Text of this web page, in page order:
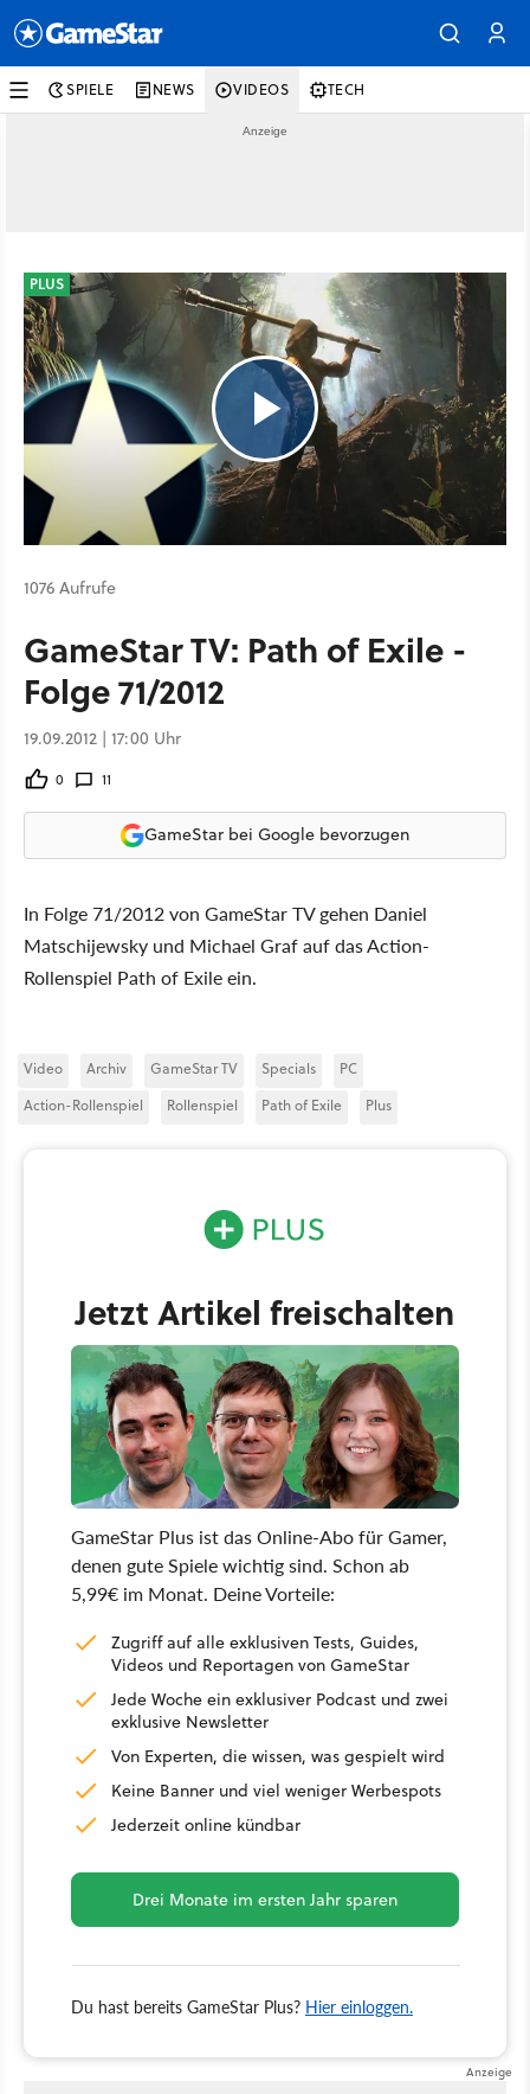
SPIELE NEWS VIDEOS TECH
PLUS
1076 Aufrufe
GameStar TV: Path of Exile -
Folge 71/2012
19.09.2012 | 17:00 Uhr
0 11
GameStar bei Google bevorzugen
In Folge 71/2012 von GameStar TV gehen Daniel
Matschijewsky und Michael Graf auf das Action-
Rollenspiel Path of Exile ein.
Video Archiv GameStar TV Specials
PC
Action-Rollenspiel
Rollenspiel Path of Exile Plus
Jetzt Artikel freischalten
GameStar Plus ist das Online-Abo für Gamer,
denen gute Spiele wichtig sind. Schon ab
5,99€ im Monat. Deine Vorteile:
Zugriff auf alle exklusiven Tests, Guides,
Videos und Reportagen von GameStar
Jede Woche ein exklusiver Podcast und zwei
exklusive Newsletter
Von Experten, die wissen, was gespielt wird
Keine Banner und viel weniger Werbespots
Jederzeit online kündbar
Drei Monate im ersten Jahr sparen
Du hast bereits GameStar Plus? Hier einloggen.